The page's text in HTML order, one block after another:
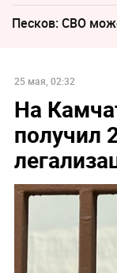
Песков: СВО
25 мая, 02:32
На
получил